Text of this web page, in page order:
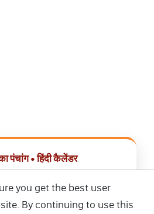
पंचांग • हिंदी कैलेंडर
ऐप डाउनलोड करें
you get the best user
By continuing to use this